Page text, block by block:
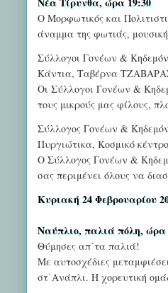
Ο Μορφωτικός και
άναμμα της φωτιάς,
Σύλλογοι Γονέων &
Κάντια, Ταβέρνα
Οι Σύλλογοι Γονέων &
τους μικρούς μας φίλους,
Σύλλογος Γονέων &
Πυργιώτικα, Κοσμικό
Ο Σύλλογος Γονέων &
σας περιμένει όλους να
Κυριακή 24 Φεβρουαρίου
Ναύπλιο, παλιά πόλη, ώρα
Θύμησες απ΄τα παλιά!
Με αυτοσχέδιες
στ΄Ανάπλι. Η χορευτική